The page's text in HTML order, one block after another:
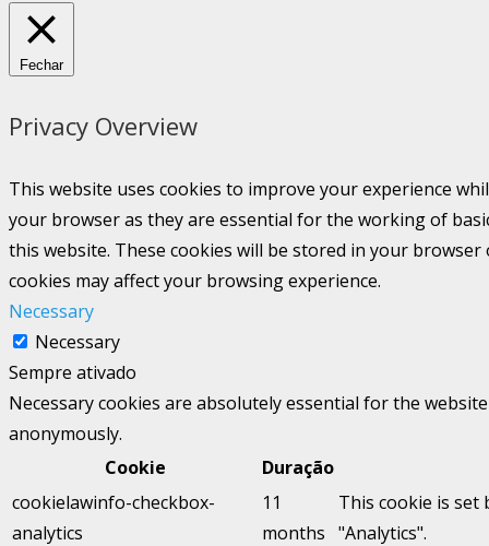
Fechar
Privacy Overview
This website uses cookies to improve your experience
your browser as they are essential for the working of
this website. These cookies will be stored in your
cookies may affect your browsing experience.
Necessary
Necessary
Sempre ativado
Necessary cookies are absolutely essential for the
anonymously.
Cookie
Duração
cookielawinfo-checkbox-
analytics
11
months
This cookie is set
"Analytics".